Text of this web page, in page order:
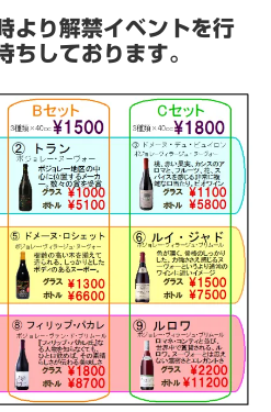
より解禁イベントを行
ちしております。